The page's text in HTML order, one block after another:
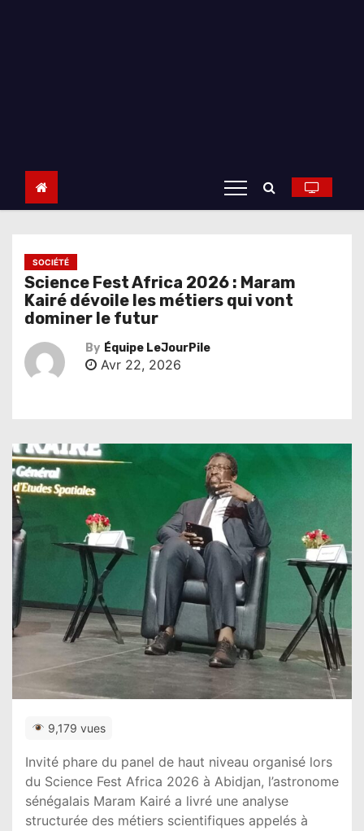
SOCIÉTÉ
Science Fest Africa 2026 : Maram
Kairé dévoile les métiers qui vont
dominer le futur
By Équipe LeJourPile
Avr 22, 2026
9,179 vues
Invité phare du panel de haut niveau organisé lors
du Science Fest Africa 2026 à Abidjan, l’astronome
sénégalais Maram Kairé a livré une analyse
structurée des métiers scientifiques appelés à